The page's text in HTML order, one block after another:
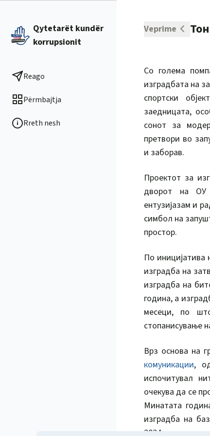
Veprime
Со голема
изградбата на
спортски
заедницата,
сонот за
претвори во
и заборав.
Проектот за
дворот на ОУ
ентузијазам и
симбол на
простор.
По иницијатива
изградба на
изградба на
година, а
месеци, по
стопанисување
Врз основа на
комуникации,
испочитувал
очекува да се
Минатата
изградба на
2024 година
Qytetarët kundër
korrupsionit
Reago
Përmbajtja
Rreth nesh